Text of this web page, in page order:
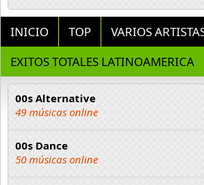
INICIO TOP
VARIOS
EXITOS TOTALES LATINOAMERICA
00s Alternative
49 músicas online
00s Dance
50 músicas online